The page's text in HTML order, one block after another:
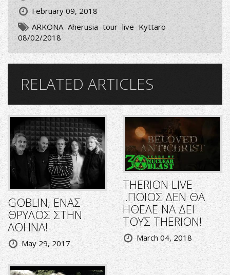
February 09, 2018
ARKONA Aherusia tour live Kyttaro
08/02/2018
RELATED ARTICLES
GOBLIN, ΕΝΑΣ
ΘΡΥΛΟΣ ΣΤΗΝ
ΑΘΗΝΑ!
May 29, 2017
THERION LIVE
..ΠΟΙΟΣ ΔΕΝ ΘΑ
ΗΘΕΛΕ ΝΑ ΔΕΙ
ΤΟΥΣ THERION!
March 04, 2018